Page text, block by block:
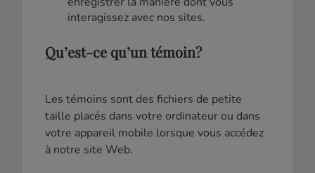
interagissez avec nos sites.
Qu’est-ce qu’un témoin?
Les témoins sont des fichiers de petite
taille placés dans votre ordinateur ou dans
votre appareil mobile lorsque vous accédez
à notre site Web.